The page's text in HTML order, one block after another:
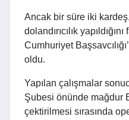
Ancak bir süre iki
dolandırıcılık
Cumhuriyet
oldu.
Yapılan çalışmalar
Şubesi önünde mağdur
çektirilmesi sırasında